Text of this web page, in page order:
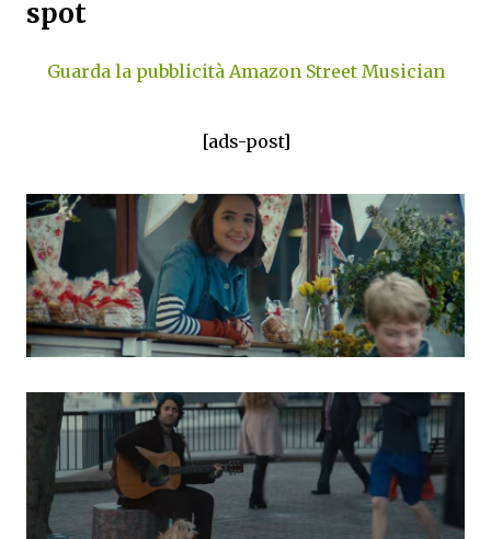
spot
Guarda la pubblicità Amazon Street Musician
[ads-post]